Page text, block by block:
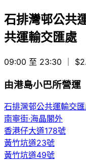
石排灣邨公共
共運輸交匯處
09:00 至 23:30 ｜
由港島小巴所營運
石排灣邨公共運輸交
南寧街·海晶閣外
香港仔大道178號
黃竹坑道23號
黃竹坑道49號